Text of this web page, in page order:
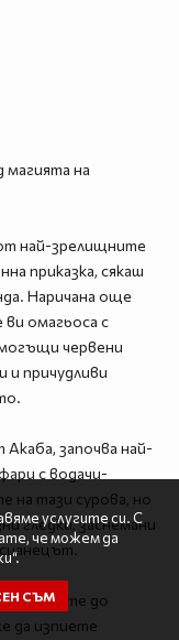
магията на
най-зрелищните
приказка, сякаш
Наричана още
омагьоса с
червени
и причудливи
започва най-
с водачи-
на тази сурова, но
гледки, заснемани
ще спрете до
да изпиете
услугите си. С
че можем да
СЪМ